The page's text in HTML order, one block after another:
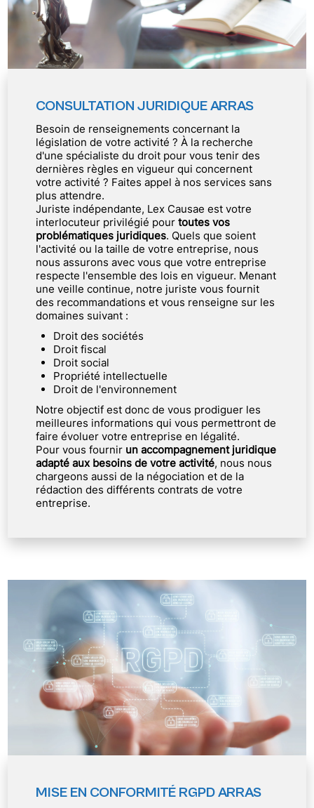
CONSULTATION JURIDIQUE ARRAS
Besoin de renseignements concernant la
législation de votre activité ? À la recherche
d'une spécialiste du droit pour vous tenir des
dernières règles en vigueur qui concernent
votre activité ? Faites appel à nos services sans
plus attendre.
Juriste indépendante, Lex Causae est votre
interlocuteur privilégié pourtoutes vos
problématiques juridiques. Quels que soient
l'activité ou la taille de votre entreprise, nous
nous assurons avec vous que votre entreprise
respecte l'ensemble des lois en vigueur. Menant
une veille continue, notre juriste vous fournit
des recommandations et vous renseigne sur les
domaines suivant :
Droit des sociétés
Droit fiscal
Droit social
Propriété intellectuelle
Droit de l'environnement
Notre objectif est donc de vous prodiguer les
meilleures informations qui vous permettront de
faire évoluer votre entreprise en légalité.
Pour vous fournir un accompagnement juridique
adapté aux besoins de votre activité, nous nous
chargeons aussi de la négociation et de la
rédaction des différents contrats de votre
entreprise.
MISE EN CONFORMITÉ RGPD ARRAS